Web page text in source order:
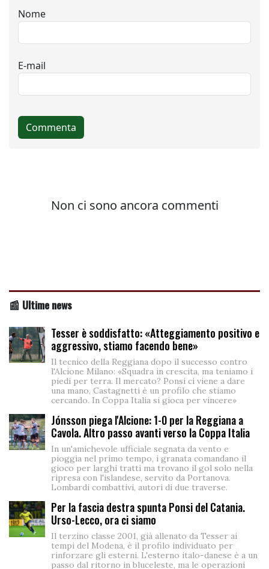
📰 Ultime news
Tesser è soddisfatto: «Atteggiamento positivo e
aggressivo, stiamo facendo bene»
Il tecnico della Reggiana dopo il successo contro
l'Alcione Milano: «Squadra in crescita, ma teniamo i
piedi per terra. Il mercato? Ponsi ci viene a dare
una mano, Castagnetti è un profilo che stiamo
cercando. In Coppa Italia si gioca per vincere»
Jónsson piega l'Alcione: 1-0 per la Reggiana a
Cavola. Altro passo avanti verso la Coppa Italia
In un'amichevole ufficiale segnata da vento e
pioggia nel primo tempo, i granata comandano il
gioco per larghi tratti ma trovano il gol solo nella
ripresa con l'islandese, servito da Portanova.
Lombardi combattivi, autori di due traverse.
Per la fascia destra spunta Ponsi del Catania.
Urso-Lecco, ora ci siamo
Il terzino classe 2001, già allenato da Tesser ai
tempi del Modena, è il profilo individuato per
rinforzare gli esterni. L'esterno italo-danese è a un
passo dal ritorno in bluceleste, ma le operazioni